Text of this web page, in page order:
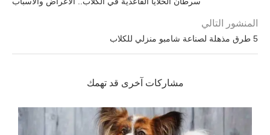
المنشور التالي
5 طرق مذهلة لصناعة شامبو منزلي للكلاب
مشاركات آخرى قد تهمك